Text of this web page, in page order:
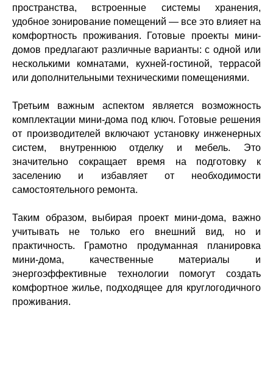
пространства, встроенные системы хранения,
удобное зонирование помещений — все это влияет на
комфортность проживания. Готовые проекты мини-
домов предлагают различные варианты: с одной или
несколькими комнатами, кухней-гостиной, террасой
или дополнительными техническими помещениями.
Третьим важным аспектом является возможность
комплектации мини-дома под ключ. Готовые решения
от производителей включают установку инженерных
систем, внутреннюю отделку и мебель. Это
значительно сокращает время на подготовку к
заселению и избавляет от необходимости
самостоятельного ремонта.
Таким образом, выбирая проект мини-дома, важно
учитывать не только его внешний вид, но и
практичность. Грамотно продуманная планировка
мини-дома, качественные материалы и
энергоэффективные технологии помогут создать
комфортное жилье, подходящее для круглогодичного
проживания.